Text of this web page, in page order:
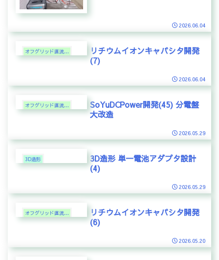
2026.06.04
オフグリッド直流電力
リチウムイオンキャパシタ開発
(7)
2026.06.04
オフグリッド直流電力
SoYuDCPower開発(45) 分電盤
大改造
2026.05.29
3D造形
3D造形 単一電池アダプタ設計
(4)
2026.05.29
オフグリッド直流電力
リチウムイオンキャパシタ開発
(6)
2026.05.20